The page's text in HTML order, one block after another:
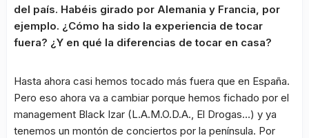
del país. Habéis girado por Alemania y Francia, por
ejemplo. ¿Cómo ha sido la experiencia de tocar
fuera? ¿Y en qué la diferencias de tocar en casa?
Hasta ahora casi hemos tocado más fuera que en España.
Pero eso ahora va a cambiar porque hemos fichado por el
management Black Izar (L.A.M.O.D.A., El Drogas…) y ya
tenemos un montón de conciertos por la península. Por